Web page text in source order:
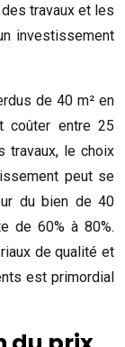
travaux et les
investissement
de 40 m² en
coûter entre 25
travaux, le choix
peut se
du bien de 40
de 60% à 80%.
de qualité et
est primordial